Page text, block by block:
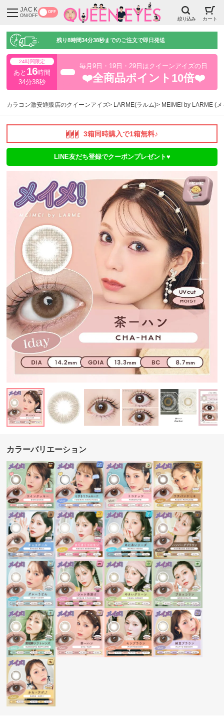
JACK
ON/OFF
OFF
絞り込み カート
残り8時間34分37秒までのご注文で即日発送
24時間限定
あと 16時間
34分37秒
毎月9日・19日・29日はクイーンアイズの日
❤️全商品ポイント10倍❤️
カラコン激安通販店のクイーンアイズ LARME(ラルム) MEiME! by LARME (
3箱同時購入で1箱無料♪
LINE友だち登録でクーポンプレゼント♥
カラーバリエーション